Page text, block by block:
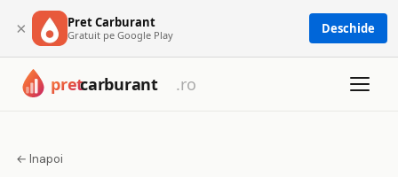
× Pret Carburant
Gratuit pe Google Play Deschide
← Inapoi